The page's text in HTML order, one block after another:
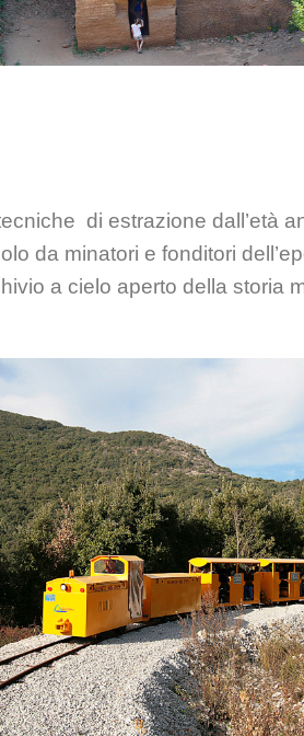
di estrazione dall’età
da minatori e fonditori
a cielo aperto della storia